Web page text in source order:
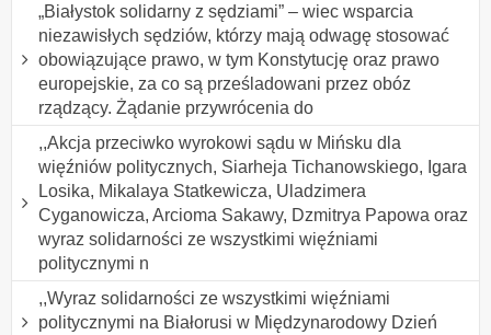
„Białystok solidarny z sędziami” – wiec wsparcia
niezawisłych sędziów, którzy mają odwagę stosować
obowiązujące prawo, w tym Konstytucję oraz prawo
europejskie, za co są prześladowani przez obóz
rządzący. Żądanie przywrócenia do
,,Akcja przeciwko wyrokowi sądu w Mińsku dla
więźniów politycznych, Siarheja Tichanowskiego, Igara
Losika, Mikalaya Statkewicza, Uladzimera
Cyganowicza, Arcioma Sakawy, Dzmitrya Papowa oraz
wyraz solidarności ze wszystkimi więźniami
politycznymi n
,,Wyraz solidarności ze wszystkimi więźniami
politycznymi na Białorusi w Międzynarodowy Dzień